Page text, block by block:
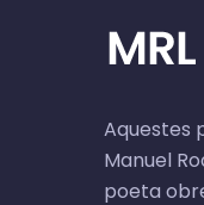
Aquestes
Manuel
poeta